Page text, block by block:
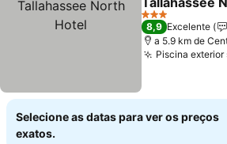
Ver preços
3 Estrelas
8,9 Excelente
a 5.9 km de
Piscina exterior
Selecione as datas para ver os preços
exatos.